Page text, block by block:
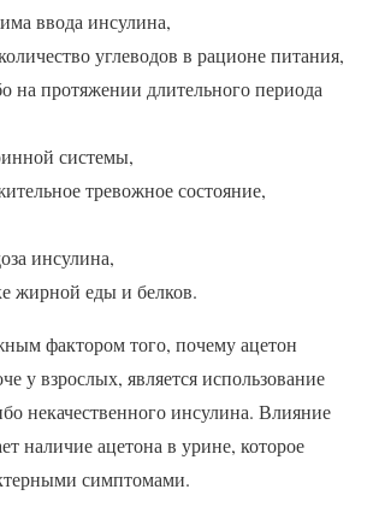
ввода инсулина,
углеводов в рационе питания,
на протяжении длительного периода
системы,
тревожное состояние,
инсулина,
жирной еды и белков.
фактором того, почему ацетон
у взрослых, является использование
некачественного инсулина. Влияние
наличие ацетона в урине, которое
симптомами.